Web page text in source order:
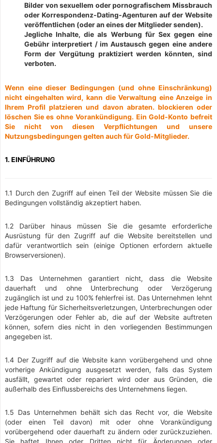
Bilder von sexuellem oder pornografischem Missbrauch
oder Korrespondenz-Dating-Agenturen auf der Website
veröffentlichen (oder an eines der Mitglieder senden).
Jegliche Inhalte, die als Werbung für Sex gegen eine
Gebühr interpretiert / im Austausch gegen eine andere
Form der Vergütung praktiziert werden könnten, sind
verboten.
Wenn eine dieser Bedingungen (und ohne Einschränkung)
nicht eingehalten wird, kann die Verwaltung eine Anzeige in
Ihrem Profil platzieren und davon abraten. blockieren oder
löschen Sie es ohne Vorankündigung. Ein Gold-Konto befreit
Sie nicht von diesen Verpflichtungen und unsere
Nutzungsbedingungen gelten auch für Gold-Mitglieder.
1. EINFÜHRUNG
1.1 Durch den Zugriff auf einen Teil der Website müssen Sie die
Bedingungen vollständig akzeptiert haben.
1.2 Darüber hinaus müssen Sie die gesamte erforderliche
Ausrüstung für den Zugriff auf die Website bereitstellen und
dafür verantwortlich sein (einige Optionen erfordern aktuelle
Browserversionen).
1.3 Das Unternehmen garantiert nicht, dass die Website
dauerhaft und ohne Unterbrechung oder Verzögerung
zugänglich ist und zu 100% fehlerfrei ist. Das Unternehmen lehnt
jede Haftung für Sicherheitsverletzungen, Unterbrechungen oder
Verzögerungen oder Fehler ab, die auf der Website auftreten
können, sofern dies nicht in den vorliegenden Bestimmungen
angegeben ist.
1.4 Der Zugriff auf die Website kann vorübergehend und ohne
vorherige Ankündigung ausgesetzt werden, falls das System
ausfällt, gewartet oder repariert wird oder aus Gründen, die
außerhalb des Einflussbereichs des Unternehmens liegen.
1.5 Das Unternehmen behält sich das Recht vor, die Website
(oder einen Teil davon) mit oder ohne Vorankündigung
vorübergehend oder dauerhaft zu ändern oder zurückzuziehen.
Sie haftet Ihnen oder Dritten nicht für Änderungen oder